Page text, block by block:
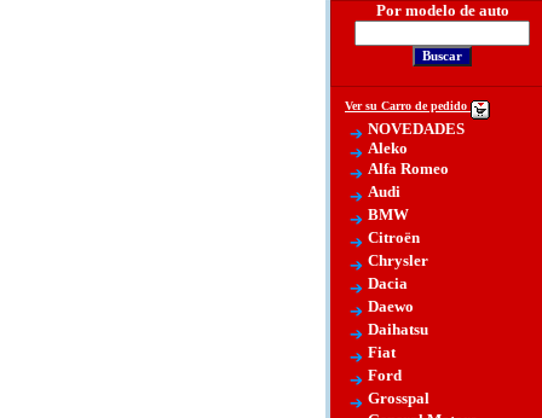
Por modelo de auto
Ver su Carro de pedido
NOVEDADES
Aleko
Alfa Romeo
Audi
BMW
Citroën
Chrysler
Dacia
Daewo
Daihatsu
Fiat
Ford
Grosspal